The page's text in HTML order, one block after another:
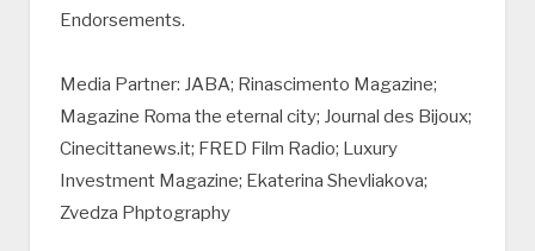
Endorsements.
Media Partner: JABA; Rinascimento Magazine;
Magazine Roma the eternal city; Journal des Bijoux;
Cinecittanews.it; FRED Film Radio; Luxury
Investment Magazine; Ekaterina Shevliakova;
Zvedza Phptography